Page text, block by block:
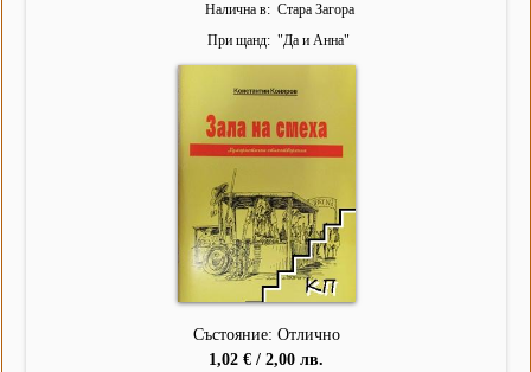
Налична в
Стара Загора
При щанд
"Да и Анна"
Състояние: Отлично
1,02 € / 2,00 лв.